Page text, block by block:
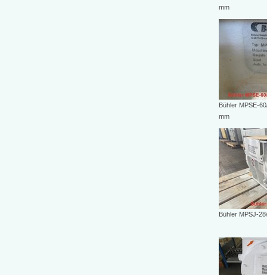
mm
Bühler MPSE-
mm
Bühler MPSJ-